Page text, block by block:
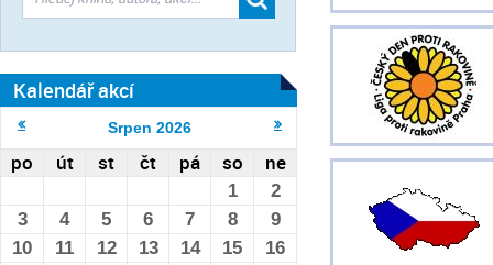
Kalendář akcí
Srpen 2026
po út st čt pá so ne
1
2
3
4 5 6 7 8
9
10
11 12 13 14 15
16